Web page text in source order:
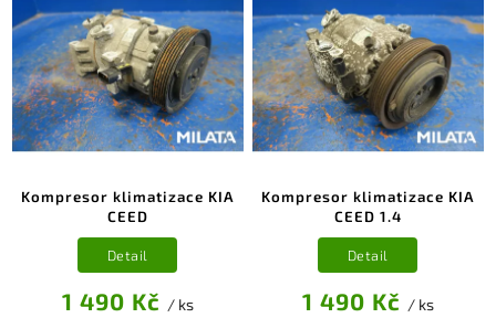
Kompresor klimatizace KIA
CEED
1 490 Kč / ks
Detail
Kompresor klimatizace KIA
CEED 1.4
1 490 Kč / ks
Detail